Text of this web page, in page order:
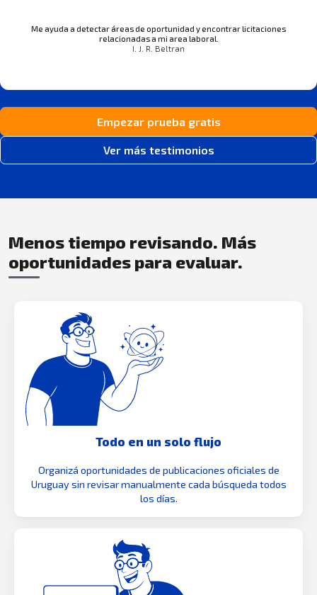
Me ayuda a detectar áreas de oportunidad y encontrar licitaciones
relacionadas a mi area laboral.
I. J. R. Beltran
Empezar prueba gratis
Ver más testimonios
Menos tiempo revisando. Más
oportunidades para evaluar.
Todo en un solo flujo
Organizá oportunidades de publicaciones oficiales de
Uruguay sin revisar manualmente cada búsqueda todos
los días.